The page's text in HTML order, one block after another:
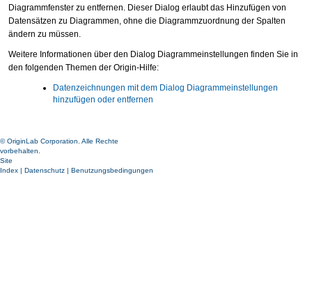
Diagrammfenster zu entfernen. Dieser Dialog erlaubt das Hinzufügen von
Datensätzen zu Diagrammen, ohne die Diagrammzuordnung der Spalten
ändern zu müssen.
Weitere Informationen über den Dialog Diagrammeinstellungen finden Sie in
den folgenden Themen der Origin-Hilfe:
Datenzeichnungen mit dem Dialog Diagrammeinstellungen
hinzufügen oder entfernen
© OriginLab Corporation. Alle Rechte
vorbehalten.
Site
Index | Datenschutz | Benutzungsbedingungen